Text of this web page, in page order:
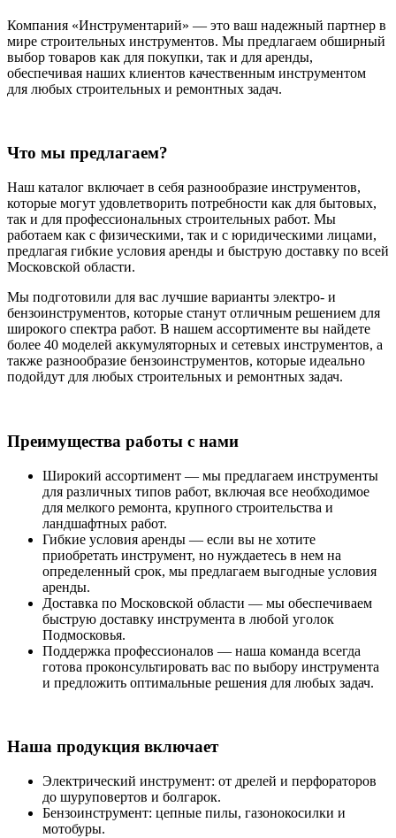
Компания «Инструментарий» — это ваш надежный партнер в
мире строительных инструментов. Мы предлагаем обширный
выбор товаров как для покупки, так и для аренды,
обеспечивая наших клиентов качественным инструментом
для любых строительных и ремонтных задач.
Что мы предлагаем?
Наш каталог включает в себя разнообразие инструментов,
которые могут удовлетворить потребности как для бытовых,
так и для профессиональных строительных работ. Мы
работаем как с физическими, так и с юридическими лицами,
предлагая гибкие условия аренды и быструю доставку по всей
Московской области.
Мы подготовили для вас лучшие варианты электро- и
бензоинструментов, которые станут отличным решением для
широкого спектра работ. В нашем ассортименте вы найдете
более 40 моделей аккумуляторных и сетевых инструментов, а
также разнообразие бензоинструментов, которые идеально
подойдут для любых строительных и ремонтных задач.
Преимущества работы с нами
Широкий ассортимент — мы предлагаем инструменты
для различных типов работ, включая все необходимое
для мелкого ремонта, крупного строительства и
ландшафтных работ.
Гибкие условия аренды — если вы не хотите
приобретать инструмент, но нуждаетесь в нем на
определенный срок, мы предлагаем выгодные условия
аренды.
Доставка по Московской области — мы обеспечиваем
быструю доставку инструмента в любой уголок
Подмосковья.
Поддержка профессионалов — наша команда всегда
готова проконсультировать вас по выбору инструмента
и предложить оптимальные решения для любых задач.
Наша продукция включает
Электрический инструмент: от дрелей и перфораторов
до шуруповертов и болгарок.
Бензоинструмент: цепные пилы, газонокосилки и
мотобуры.